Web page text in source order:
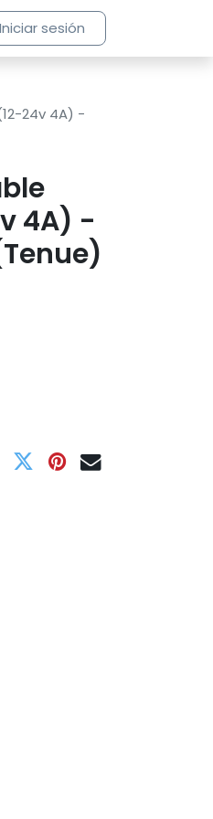
Iniciar sesión
24v 4A) -
4A) -